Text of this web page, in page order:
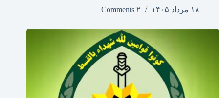
۱۸ مرداد ۱۴۰۵
۲ Comments